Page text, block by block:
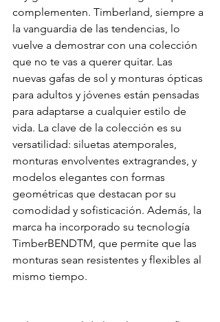
complementen. Timberland, siempre a
la vanguardia de las tendencias, lo
vuelve a demostrar con una colección
que no te vas a querer quitar. Las
nuevas gafas de sol y monturas ópticas
para adultos y jóvenes están pensadas
para adaptarse a cualquier estilo de
vida. La clave de la colección es su
versatilidad: siluetas atemporales,
monturas envolventes extragrandes, y
modelos elegantes con formas
geométricas que destacan por su
comodidad y sofisticación. Además, la
marca ha incorporado su tecnología
TimberBENDTM, que permite que las
monturas sean resistentes y flexibles al
mismo tiempo.